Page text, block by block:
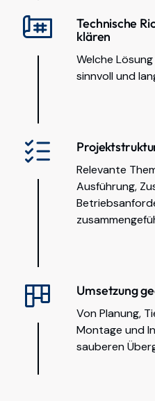
Technische
klären
Welche
sinnvoll und
Relevante
Ausführung,
Umsetzung
Von Planung,
Montage und
sauberen